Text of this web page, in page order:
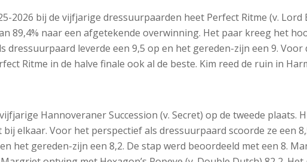
2026 bij de vijfjarige dressuurpaarden heet Perfect Ritme (v.
89,4% naar een afgetekende overwinning. Het paar kreeg het
dressuurpaard leverde een 9,5 op en het gereden-zijn een 9. Voor
Ritme in de halve finale ook al de beste. Kim reed de ruin in
Hannoveraner Succession (v. Secret) op de tweede plaats.
elkaar. Voor het perspectief als dressuurpaard scoorde ze een
het gereden-zijn een 8,2. De stap werd beoordeeld met een 8.